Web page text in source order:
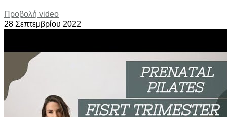
Προβολή video
28 Σεπτεμβρίου 2022